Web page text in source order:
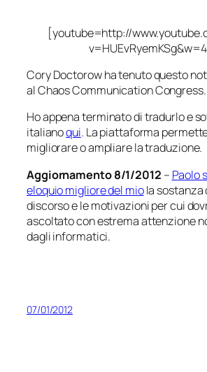
[youtube=http://
Cory Doctorow ha tenuto questo
al Chaos Communication Congress.
Ho appena terminato di tradurlo e
italianoqui. La piattaforma
migliorare o ampliare la traduzione.
Aggiornamento 8/1/2012 – Paolo
eloquio migliore del miola sostanza
discorso e le motivazioni per cui
ascoltato con estrema attenzione
dagli informatici.
07/01/2012